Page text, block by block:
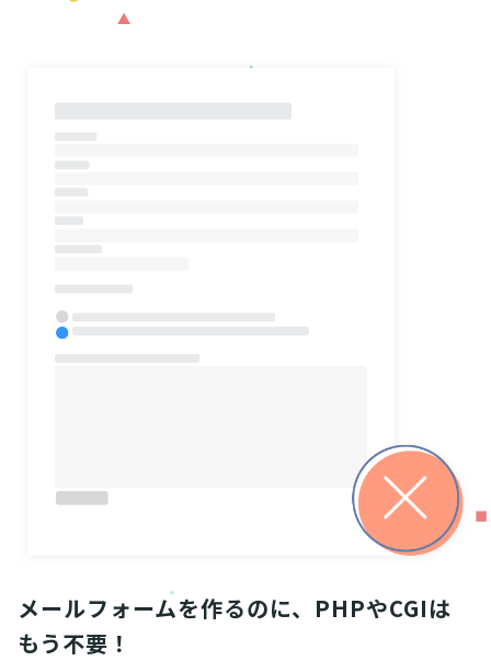
メールフォームを作るのに、PHPやCGIは
もう不要！